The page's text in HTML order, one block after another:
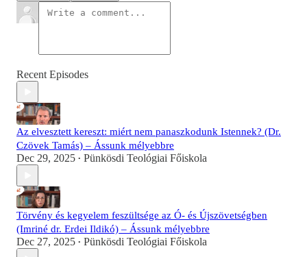
Recent Episodes
Az elvesztett kereszt: miért nem panaszkodunk Istennek? (Dr.
Czövek Tamás) – Ássunk mélyebbre
Dec 29, 2025 • Pünkösdi Teológiai Főiskola
Törvény és kegyelem feszültsége az Ó- és Újszövetségben
(Imriné dr. Erdei Ildikó) – Ássunk mélyebbre
Dec 27, 2025 • Pünkösdi Teológiai Főiskola